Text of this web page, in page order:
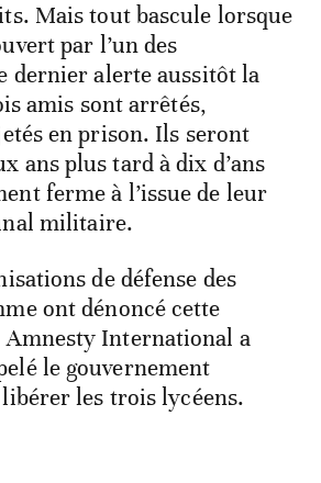
Mais tout bascule lorsque
par l’un des
dernier alerte aussitôt la
amis sont arrêtés,
en prison. Ils seront
ans plus tard à dix d’ans
ferme à l’issue de leur
militaire.
de défense des
ont dénoncé cette
International a
le gouvernement
les trois lycéens.